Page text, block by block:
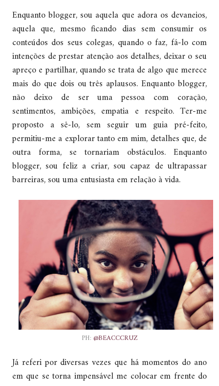
Enquanto blogger, sou aquela que adora os devaneios,
aquela que, mesmo ficando dias sem consumir os
conteúdos dos seus colegas, quando o faz, fá-lo com
intenções de prestar atenção aos detalhes, deixar o seu
apreço e partilhar, quando se trata de algo que merece
mais do que dois ou três aplausos. Enquanto blogger,
não deixo de ser uma pessoa com coração,
sentimentos, ambições, empatia e respeito. Ter-me
proposto a sê-lo, sem seguir um guia pré-feito,
permitiu-me a explorar tanto em mim, detalhes que, de
outra forma, se tornariam obstáculos. Enquanto
blogger, sou feliz a criar, sou capaz de ultrapassar
barreiras, sou uma entusiasta em relação à vida.
PH: @BEACCCRUZ
Já referi por diversas vezes que há momentos do ano
em que se torna impensável me colocar em frente do